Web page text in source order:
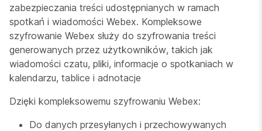
zabezpieczania treści udostępnianych w ramach
spotkań i wiadomości Webex. Kompleksowe
szyfrowanie Webex służy do szyfrowania treści
generowanych przez użytkowników, takich jak
wiadomości czatu, pliki, informacje o spotkaniach w
kalendarzu, tablice i adnotacje
Dzięki kompleksowemu szyfrowaniu Webex:
Do danych przesyłanych i przechowywanych